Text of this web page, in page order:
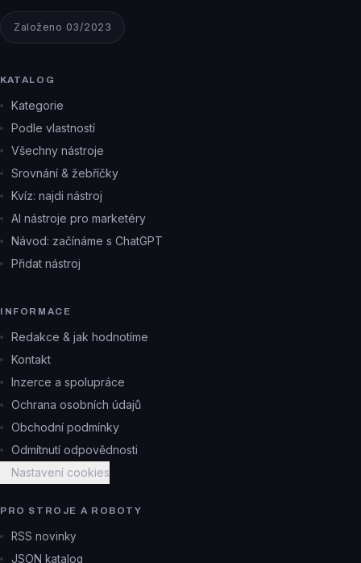
Založeno 03/2023
KATALOG
Kategorie
Podle vlastností
Všechny nástroje
Srovnání & žebříčky
Kvíz: najdi nástroj
AI nástroje pro marketéry
Návod: začínáme s ChatGPT
Přidat nástroj
INFORMACE
Redakce & jak hodnotíme
Kontakt
Inzerce a spolupráce
Ochrana osobních údajů
Obchodní podmínky
Odmítnutí odpovědnosti
Nastavení cookies
PRO STROJE A ROBOTY
RSS novinky
JSON katalog